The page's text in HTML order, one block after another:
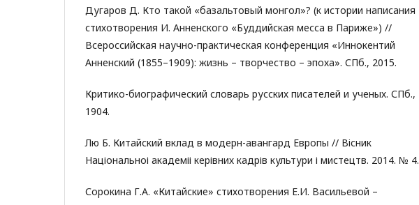
Дугаров Д. Кто такой «базальтовый монгол»? (к истории написания
стихотворения И. Анненского «Буддийская месса в Париже») //
Всероссийская научно-практическая конференция «Иннокентий
Анненский (1855–1909): жизнь – творчество – эпоха». СПб., 2015.
Критико-биографический словарь русских писателей и ученых. СПб.,
1904.
Лю Б. Китайский вклад в модерн-авангард Европы // Вісник
Національноі академіі керівних кадрів культури і мистецтв. 2014. № 4.
Сорокина Г.А. «Китайские» стихотворения Е.И. Васильевой –